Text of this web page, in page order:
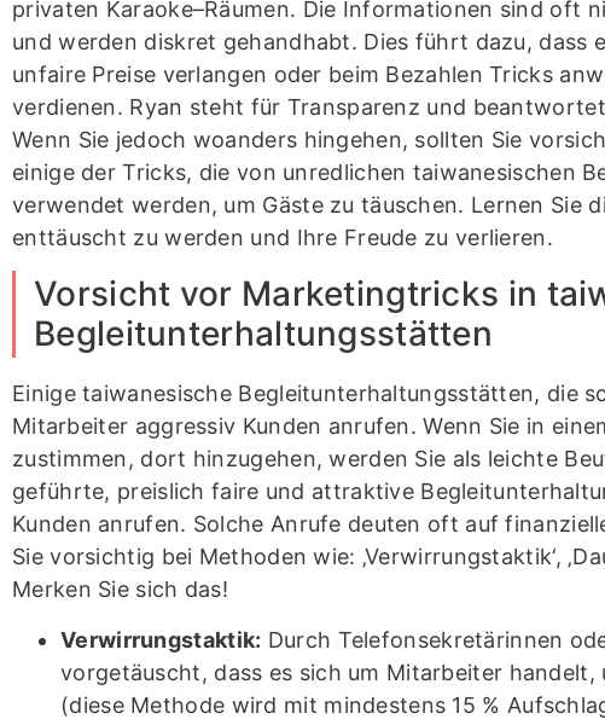
privaten Karaoke–Räumen. Die Informationen sind oft
und werden diskret gehandhabt. Dies führt dazu, dass
unfaire Preise verlangen oder beim Bezahlen Tricks
verdienen. Ryan steht für Transparenz und
Wenn Sie jedoch woanders hingehen, sollten Sie
einige der Tricks, die von unredlichen taiwanesischen
verwendet werden, um Gäste zu täuschen. Lernen Sie
enttäuscht zu werden und Ihre Freude zu verlieren.
Vorsicht vor Marketingtricks in
Begleitunterhaltungsstätten
Einige taiwanesische Begleitunterhaltungsstätten, die
Mitarbeiter aggressiv Kunden anrufen. Wenn Sie in
zustimmen, dort hinzugehen, werden Sie als leichte
geführte, preislich faire und attraktive
Kunden anrufen. Solche Anrufe deuten oft auf
Sie vorsichtig bei Methoden wie: ‚Verwirrungstaktik‘,
Merken Sie sich das!
Verwirrungstaktik: Durch Telefonsekretärinnen
vorgetäuscht, dass es sich um Mitarbeiter handelt,
(diese Methode wird mit mindestens 15 %